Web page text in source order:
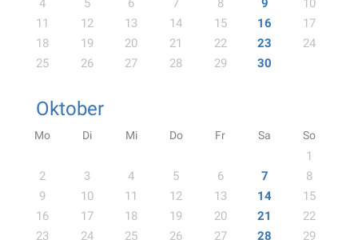
4
5 6 7 8 9
10
11
12 13 14 15 16
17
18
19 20 21 22 23
24
25
26 27 28 29 30
Oktober
Mo Di Mi Do Fr Sa So
1
2
3 4 5 6 7
8
9
10 11 12 13 14
15
16
17 18 19 20 21
22
23
24 25 26 27 28
29